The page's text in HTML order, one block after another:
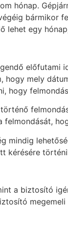
hónap.
bármikor
lehet egy
mely
hogy
mindig
kérésére
a biztosító